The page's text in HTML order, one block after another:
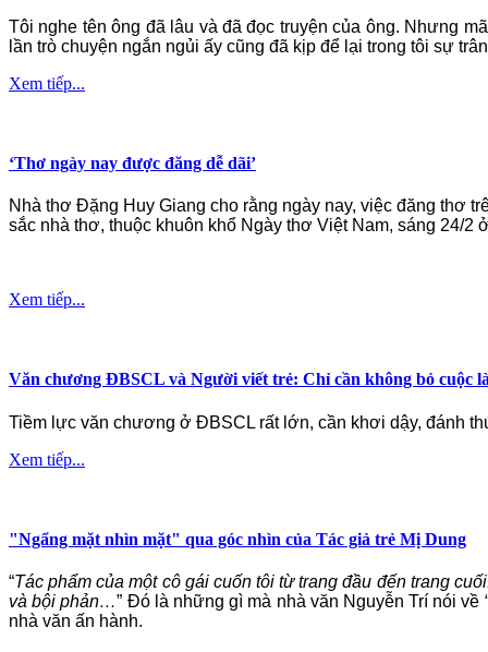
Tôi nghe tên ông đã lâu và đã đọc truyện của ông. Nhưng
lần trò chuyện ngắn ngủi ấy cũng đã kịp để lại trong tôi sự
Xem tiếp...
‘Thơ ngày nay được đăng dễ dãi’
Nhà thơ Đặng Huy Giang cho rằng ngày nay, việc đăng thơ
sắc nhà thơ, thuộc khuôn khổ Ngày thơ Việt Nam, sáng 24/2
Xem tiếp...
Văn chương ĐBSCL và Người viết trẻ: Chỉ cần không bỏ cuộc
Tiềm lực văn chương ở ĐBSCL rất lớn, cần khơi dậy, đánh
Xem tiếp...
"Ngẩng mặt nhìn mặt" qua góc nhìn của Tác giả trẻ Mị Dung
“Tác phẩm của một cô gái cuốn tôi từ trang đầu đến trang
và bội phản…” Đó là những gì mà nhà văn Nguyễn Trí nói về
nhà văn ấn hành.